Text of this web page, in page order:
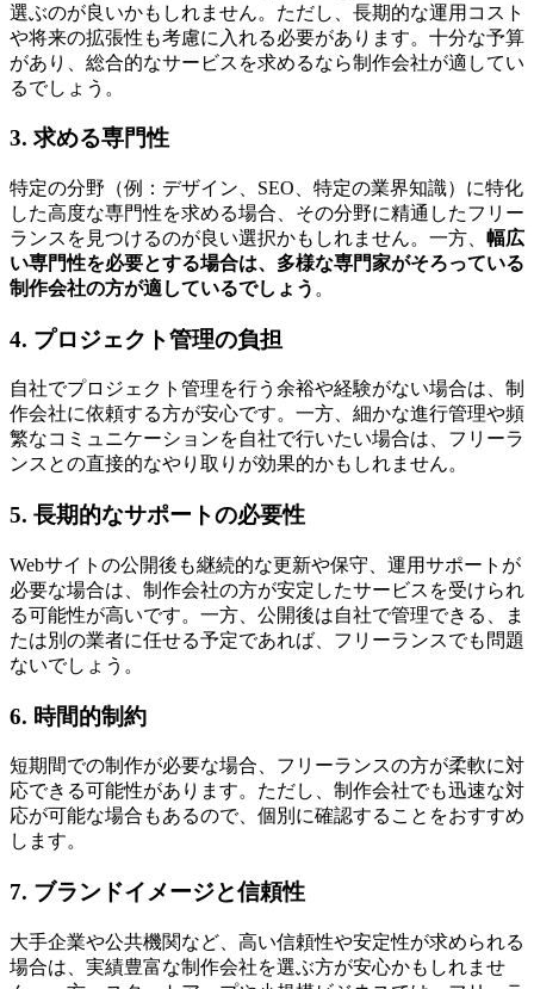
選ぶのが良いかもしれません。ただし、長期的な運用コスト
や将来の拡張性も考慮に入れる必要があります。十分な予算
があり、総合的なサービスを求めるなら制作会社が適してい
るでしょう。
3. 求める専門性
特定の分野（例：デザイン、SEO、特定の業界知識）に特化
した高度な専門性を求める場合、その分野に精通したフリー
ランスを見つけるのが良い選択かもしれません。一方、 幅広
い専門性を必要とする場合は、多様な専門家がそろっている
制作会社の方が適しているでしょう 。
4. プロジェクト管理の負担
自社でプロジェクト管理を行う余裕や経験がない場合は、制
作会社に依頼する方が安心です。一方、細かな進行管理や頻
繁なコミュニケーションを自社で行いたい場合は、フリーラ
ンスとの直接的なやり取りが効果的かもしれません。
5. 長期的なサポートの必要性
Webサイトの公開後も継続的な更新や保守、運用サポートが
必要な場合は、制作会社の方が安定したサービスを受けられ
る可能性が高いです。一方、公開後は自社で管理できる、ま
たは別の業者に任せる予定であれば、フリーランスでも問題
ないでしょう。
6. 時間的制約
短期間での制作が必要な場合、フリーランスの方が柔軟に対
応できる可能性があります。ただし、制作会社でも迅速な対
応が可能な場合もあるので、個別に確認することをおすすめ
します。
7. ブランドイメージと信頼性
大手企業や公共機関など、高い信頼性や安定性が求められる
場合は、実績豊富な制作会社を選ぶ方が安心かもしれませ